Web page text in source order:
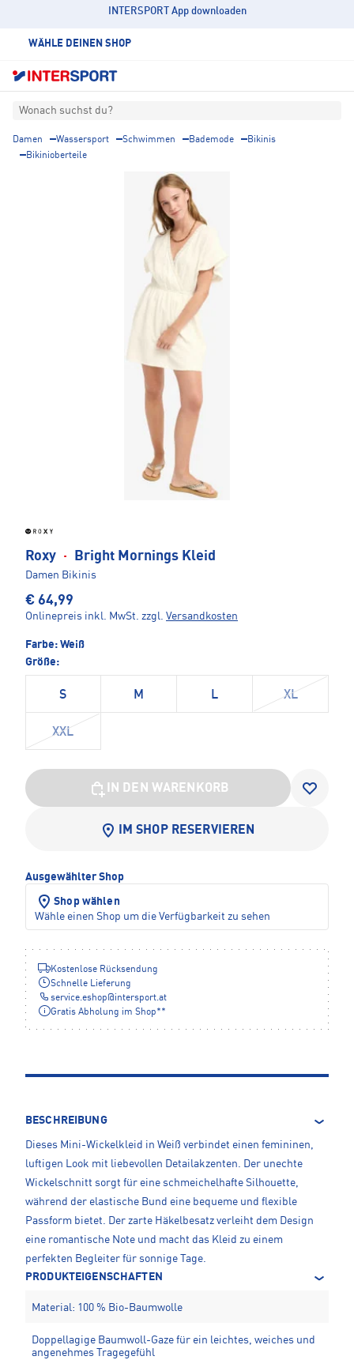
INTERSPORT App downloaden
WÄHLE DEINEN SHOP
Wonach suchst du?
Damen Wassersport Schwimmen Bademode
Bikinis
Bikinioberteile
Roxy · Bright Mornings Kleid
Damen Bikinis
€ 64,99
Onlinepreis inkl. MwSt. zzgl. Versandkosten
Farbe: Weiß
Größe:
S M L XL
XXL
IN DEN WARENKORB
IM SHOP RESERVIEREN
Ausgewählter Shop
Shop wählen
Wähle einen Shop um die Verfügbarkeit zu sehen
Kostenlose Rücksendung
Schnelle Lieferung
service.eshop@ intersport.at
Gratis Abholung im Shop**
BESCHREIBUNG
Dieses Mini-Wickelkleid in Weiß verbindet einen femininen,
luftigen Look mit liebevollen Detailakzenten. Der unechte
Wickelschnitt sorgt für eine schmeichelhafte Silhouette,
während der elastische Bund eine bequeme und flexible
Passform bietet. Der zarte Häkelbesatz verleiht dem Design
eine romantische Note und macht das Kleid zu einem
perfekten Begleiter für sonnige Tage.
PRODUKTEIGENSCHAFTEN
Material: 100 % Bio-Baumwolle
Doppellagige Baumwoll-Gaze für ein leichtes, weiches und
angenehmes Tragegefühl